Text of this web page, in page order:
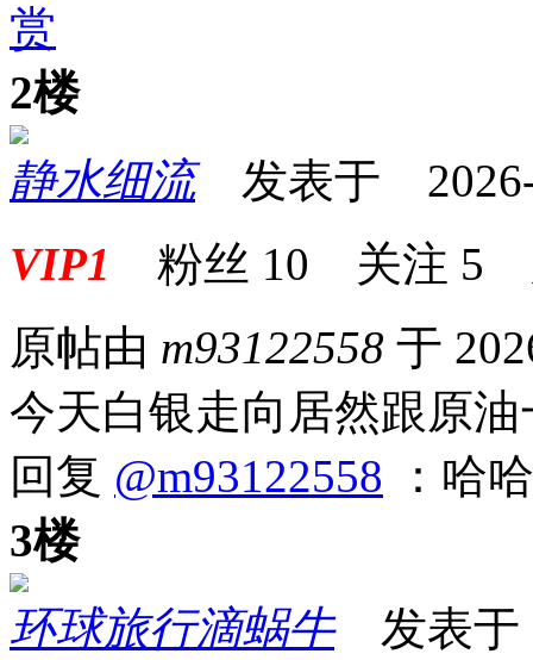
赏
2楼
静水细流发表于 2026-
VIP1 粉丝 10 关注 5
原帖由 m93122558 于
今天白银走向居然跟原油
回复 @m93122558 ：哈
3楼
环球旅行滴蜗牛发表于